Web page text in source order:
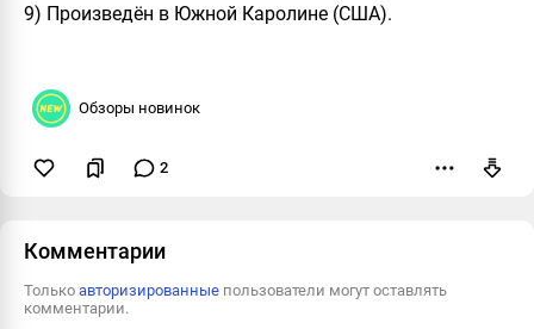
9) Произведён в Южной Каролине (США).
Обзоры новинок
2
Комментарии
Только авторизированные пользователи могут оставлять
комментарии.